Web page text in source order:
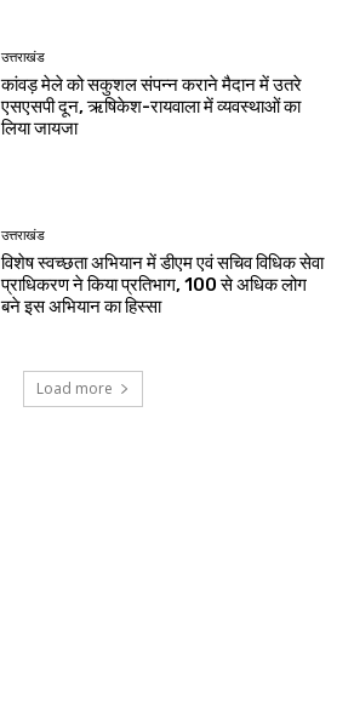
उत्तराखंड
कांवड़ मेले को सकुशल संपन्न कराने मैदान में उतरे
एसएसपी दून, ऋषिकेश-रायवाला में व्यवस्थाओं का
लिया जायजा
उत्तराखंड
विशेष स्वच्छता अभियान में डीएम एवं सचिव विधिक सेवा
प्राधिकरण ने किया प्रतिभाग, 100 से अधिक लोग
बने इस अभियान का हिस्सा
Load more